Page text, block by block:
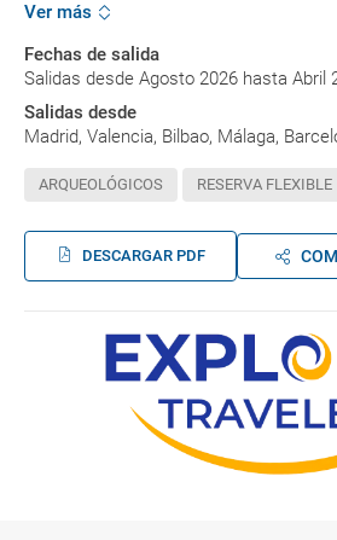
Ver más
Fechas de salida
Salidas desde Agosto 2026 hasta Abril
Salidas desde
Madrid, Valencia, Bilbao, Málaga,
ARQUEOLÓGICOS RESERVA FLEXIBLE
DESCARGAR PDF